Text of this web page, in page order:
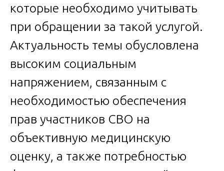
которые необходимо учитывать
при обращении за такой услугой.
Актуальность темы обусловлена
высоким социальным
напряжением, связанным с
необходимостью обеспечения
прав участников СВО на
объективную медицинскую
оценку, а также потребностью